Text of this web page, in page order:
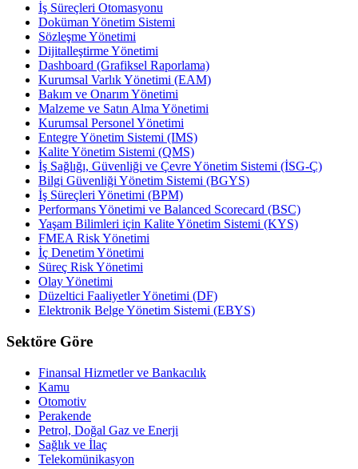
İş Süreçleri Otomasyonu
Doküman Yönetim Sistemi
Sözleşme Yönetimi
Dijitalleştirme Yönetimi
Dashboard (Grafiksel Raporlama)
Kurumsal Varlık Yönetimi (EAM)
Bakım ve Onarım Yönetimi
Malzeme ve Satın Alma Yönetimi
Kurumsal Personel Yönetimi
Entegre Yönetim Sistemi (IMS)
Kalite Yönetim Sistemi (QMS)
İş Sağlığı, Güvenliği ve Çevre Yönetim Sistemi (İSG-Ç)
Bilgi Güvenliği Yönetim Sistemi (BGYS)
İş Süreçleri Yönetimi (BPM)
Performans Yönetimi ve Balanced Scorecard (BSC)
Yaşam Bilimleri için Kalite Yönetim Sistemi (KYS)
FMEA Risk Yönetimi
İç Denetim Yönetimi
Süreç Risk Yönetimi
Olay Yönetimi
Düzeltici Faaliyetler Yönetimi (DF)
Elektronik Belge Yönetim Sistemi (EBYS)
Sektöre Göre
Finansal Hizmetler ve Bankacılık
Kamu
Otomotiv
Perakende
Petrol, Doğal Gaz ve Enerji
Sağlık ve İlaç
Telekomünikasyon